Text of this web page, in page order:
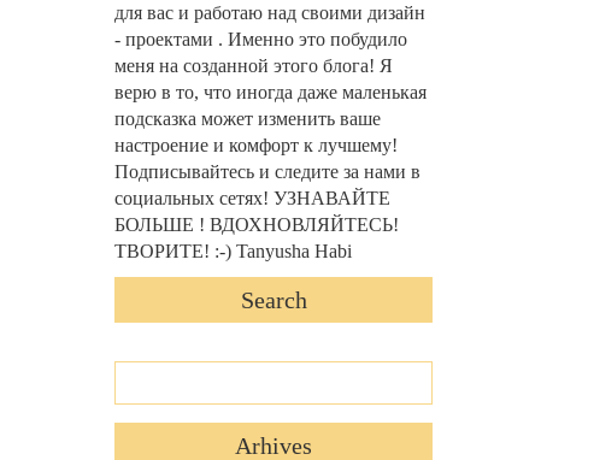
для вас и работаю над своими дизайн
- проектами . Именно это побудило
меня на созданной этого блога! Я
верю в то, что иногда даже маленькая
подсказка может изменить ваше
настроение и комфорт к лучшему!
Подписывайтесь и следите за нами в
социальных сетях! УЗНАВАЙТЕ
БОЛЬШЕ ! ВДОХНОВЛЯЙТЕСЬ!
ТВОРИТЕ! :-) Tanyusha Habi
Search
Arhives